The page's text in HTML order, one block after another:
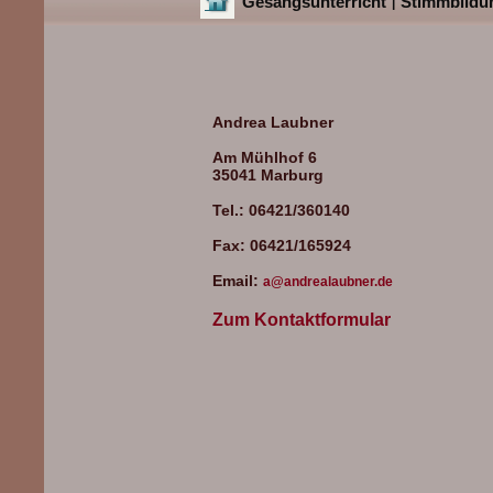
Andrea Laubner
Am Mühlhof 6
35041 Marburg
Tel.: 06421/360140
Fax: 06421/165924
Email: a@andrealaubner.de
Zum Kontaktformular